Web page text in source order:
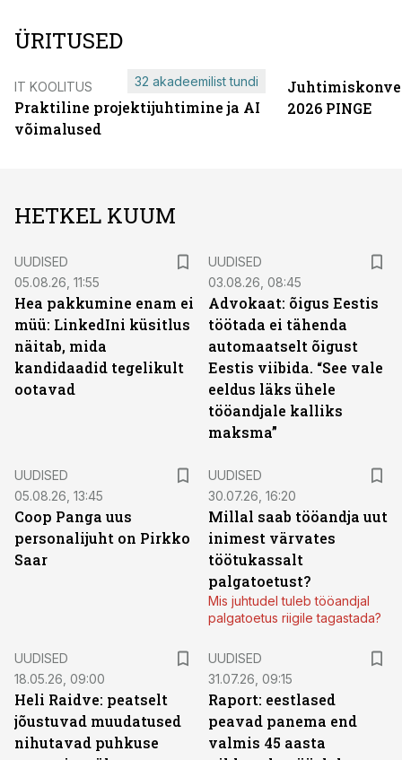
ÜRITUSED
IT KOOLITUS
Praktiline projektijuhtimine ja AI
võimalused
32 akadeemilist tundi
2026 PINGE
HETKEL KUUM
UUDISED
05.08.26, 11:55
Hea pakkumine enam ei
müü: LinkedIni küsitlus
näitab, mida
kandidaadid tegelikult
ootavad
UUDISED
03.08.26, 08:45
Advokaat: õigus Eestis
töötada ei tähenda
automaatselt õigust
Eestis viibida. “See vale
eeldus läks ühele
tööandjale kalliks
maksma”
UUDISED
05.08.26, 13:45
Coop Panga uus
personalijuht on Pirkko
Saar
UUDISED
30.07.26, 16:20
Millal saab tööandja uut
inimest värvates
töötukassalt
palgatoetust?
Mis juhtudel tuleb tööandjal
palgatoetus riigile tagastada?
UUDISED
18.05.26, 09:00
Heli Raidve: peatselt
jõustuvad muudatused
nihutavad puhkuse
UUDISED
31.07.26, 09:15
Raport: eestlased
peavad panema end
valmis 45 aasta